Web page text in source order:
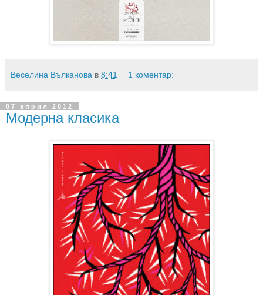
Веселина Вълканова в 8:41 1 коментар:
07 април 2012
Модерна класика